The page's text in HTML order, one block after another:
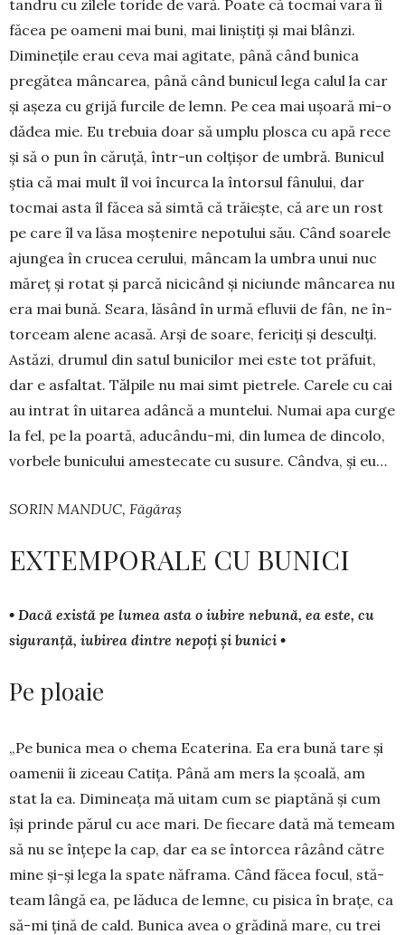
tandru cu zilele toride de vară. Poate că tocmai vara îi
făcea pe oameni mai buni, mai liniștiți și mai blânzi.
Diminețile erau ceva mai agi­tate, până când bunica
pregătea mân­carea, până când bunicul lega ca­lul la car
și așeza cu grijă furcile de lemn. Pe cea mai ușoară mi-o
dădea mie. Eu trebuia doar să um­plu plosca cu apă rece
și să o pun în căruță, într-un col­țișor de umbră. Bunicul
știa că mai mult îl voi încurca la întorsul fânului, dar
tocmai asta îl făcea să simtă că tră­iește, că are un rost
pe care îl va lăsa moștenire nepotu­lui său. Când soarele
ajungea în crucea cerului, mâncam la umbra unui nuc
măreț și ro­tat și parcă nicicând și nici­unde mâncarea nu
era mai bună. Seara, lăsând în urmă efluvii de fân, ne în­
tor­ceam alene acasă. Arși de soare, fericiți și desculți.
Astăzi, drumul din satul bunicilor mei este tot pră­fuit,
dar e asfaltat. Tălpile nu mai simt pietrele. Ca­rele cu cai
au intrat în uitarea adâncă a muntelui. Nu­mai apa curge
la fel, pe la poartă, aducându-mi, din lu­mea de dincolo,
vorbele bunicului amestecate cu su­sure. Cândva, și eu…
SORIN MANDUC, Făgăraș
EXTEMPORALE CU BUNICI
• Dacă există pe lumea asta o iubire nebună, ea este, cu
siguranță, iubirea dintre nepoți și bunici •
Pe ploaie
„Pe bunica mea o chema Ecaterina. Ea era bună tare și
oamenii îi ziceau Catița. Până am mers la școa­lă, am
stat la ea. Dimineața mă uitam cum se piap­tănă și cum
își prinde părul cu ace mari. De fiecare dată mă temeam
să nu se înțepe la cap, dar ea se în­torcea râzând către
mi­ne și-și lega la spate năframa. Când făcea focul, stă­
team lân­gă ea, pe lăduca de lem­ne, cu pisica în brațe, ca
să-mi țină de cald. Bunica avea o grădină mare, cu trei